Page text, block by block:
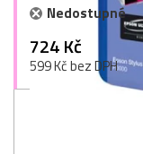
Nedostupné
724 Kč
599 Kč bez DPH